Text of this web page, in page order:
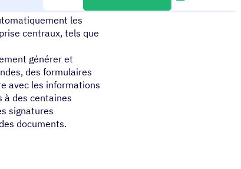
met fin à la saisie
les
centraux, tels que
générer et
des formulaires
avec les informations
à des centaines
signatures
documents.